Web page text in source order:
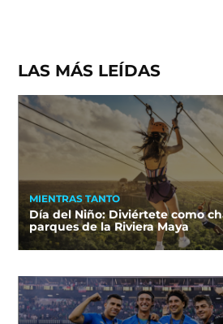
LAS MÁS LEÍDAS
MIENTRAS TANTO
Día del Niño: Diviértete como
parques de la Riviera Maya